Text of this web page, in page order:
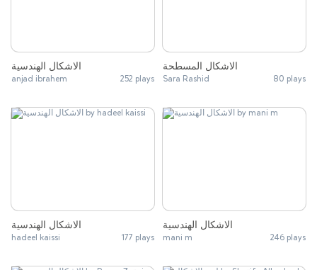
الاشكال الهندسية
anjad ibrahem 252 plays
الاشكال المسطحة
Sara Rashid 80 plays
الاشكال الهندسية
hadeel kaissi 177 plays
الاشكال الهندسية
mani m 246 plays